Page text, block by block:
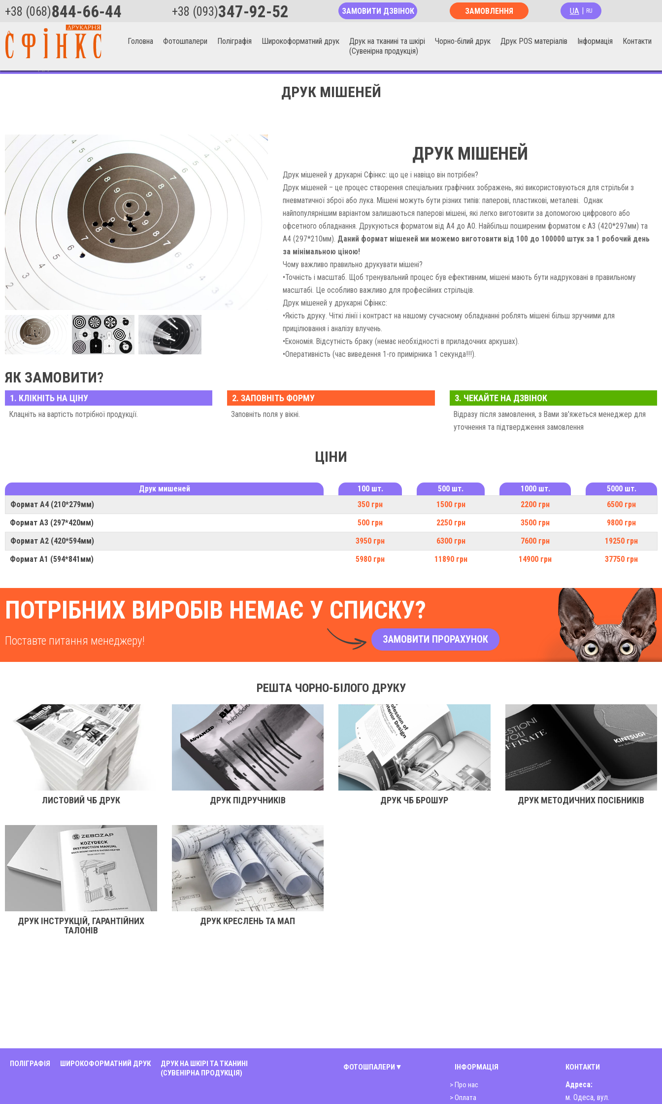
+38 (068)844-66-44 +38 (093)347-92-52 ЗАМОВИТИ ДЗВІНОК
ЗАМОВЛЕННЯ
UA RU
Головна Фотошпалери Поліграфія Широкоформатний друк
Друк на тканині та шкірі
(Сувенірна продукція)
Чорно-білий друк Друк POS матеріалів Інформація Контакти
ДРУК МІШЕНЕЙ
ДРУК МІШЕНЕЙ
Друк мішеней у друкарні Сфінкс: що це і навіщо він потрібен?
Друк мішеней – це процес створення спеціальних графічних зображень, які використовуються для стрільби з
пневматичної зброї або лука. Мішені можуть бути різних типів: паперові, пластикові, металеві. Однак
найпопулярнішим варіантом залишаються паперові мішені, які легко виготовити за допомогою цифрового або
офсетного обладнання. Друкуються форматом від А4 до А0. Найбільш поширеним форматом є А3 (420*297мм) та
А4 (297*210мм). Даний формат мішеней ми можемо виготовити від 100 до 100000 штук за 1 робочий день
за мінімальною ціною!
Чому важливо правильно друкувати мішені?
•Точність і масштаб. Щоб тренувальний процес був ефективним, мішені мають бути надруковані в правильному
масштабі. Це особливо важливо для професійних стрільців.
Друк мішеней у друкарні Сфінкс:
•Якість друку. Чіткі лінії і контраст на нашому сучасному обладнанні роблять мішені більш зручними для
прицілювання і аналізу влучень.
•Економія. Відсутність браку (немає необхідності в приладочних аркушах).
•Оперативність (час виведення 1-го примірника 1 секунда!!!).
ЯК ЗАМОВИТИ?
1. КЛІКНІТЬ НА ЦІНУ
Клацніть на вартість потрібної продукції.
2. ЗАПОВНІТЬ ФОРМУ
Заповніть поля у вікні.
3. ЧЕКАЙТЕ НА ДЗВІНОК
Відразу після замовлення, з Вами зв'яжеться менеджер для
уточнення та підтвердження замовлення
ЦІНИ
Друк мишеней 100 шт. 500 шт. 1000 шт.
5000 шт.
Формат А4 (210*279мм)
350 грн 1500 грн 2200 грн
6500 грн
Формат А3 (297*420мм)
500 грн 2250 грн 3500 грн
9800 грн
Формат А2 (420*594мм)
3950 грн 6300 грн 7600 грн
19250 грн
Формат А1 (594*841мм)
5980 грн 11890 грн 14900 грн 37750 грн
ПОТРІБНИХ ВИРОБІВ НЕМАЄ У СПИСКУ?
Поставте питання менеджеру! ЗАМОВИТИ ПРОРАХУНОК
РЕШТА ЧОРНО-БІЛОГО ДРУКУ
ЛИСТОВИЙ ЧБ ДРУК ДРУК ПІДРУЧНИКІВ ДРУК ЧБ БРОШУР ДРУК МЕТОДИЧНИХ ПОСІБНИКІВ
ДРУК ІНСТРУКЦІЙ, ГАРАНТІЙНИХ
ТАЛОНІВ
ДРУК КРЕСЛЕНЬ ТА МАП
ПОЛІГРАФІЯ ШИРОКОФОРМАТНИЙ ДРУК
ДРУК НА ШКІРІ ТА ТКАНИНІ
(СУВЕНІРНА ПРОДУКЦІЯ)
ФОТОШПАЛЕРИ
ІНФОРМАЦІЯ
> Про нас
> Оплата
КОНТАКТИ
Адреса:
м. Одеса, вул.